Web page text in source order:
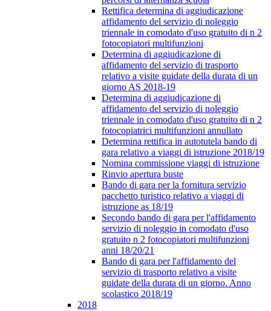
Rettifica determina di aggiudicazione
affidamento del servizio di noleggio
triennale in comodato d'uso gratuito di n 2
fotocopiatori multifunzioni
Determina di aggiudicazione di
affidamento del servizio di trasporto
relativo a visite guidate della durata di un
giorno AS 2018-19
Determina di aggiudicazione di
affidamento del servizio di noleggio
triennale in comodato d'uso gratuito di n 2
fotocopiatrici multifunzioni annullato
Determina rettifica in autotutela bando di
gara relativo a viaggi di istruzione 2018/19
Nomina commissione viaggi di istruzione
Rinvio apertura buste
Bando di gara per la fornitura servizio
pacchetto turistico relativo a viaggi di
istruzione as 18/19
Secondo bando di gara per l'affidamento
servizio di noleggio in comodato d'uso
gratuito n 2 fotocopiatori multifunzioni
anni 18/20/21
Bando di gara per l'affidamento del
servizio di trasporto relativo a visite
guidate della durata di un giorno. Anno
scolastico 2018/19
2018